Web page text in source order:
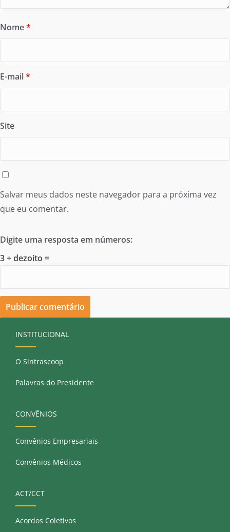
Nome*
E-mail*
Site
Salvar meus dados neste navegador para a próxima vez
que eu comentar.
Digite uma resposta em números:
3 + dezoito =
INSTITUCIONAL
O Sintrascoop
Palavras do Presidente
CONVÊNIOS
Convênios Empresariais
Convênios Médicos
ACT/CCT
Acordos Coletivos